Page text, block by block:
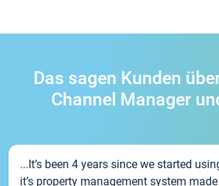
Das sagen Kunden
Channel Manager
...It’s been 4 years since we started
it’s property management system